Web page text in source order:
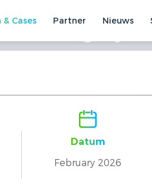
Cases Partner Nieuws
Mogelijk
Datum
February 2026